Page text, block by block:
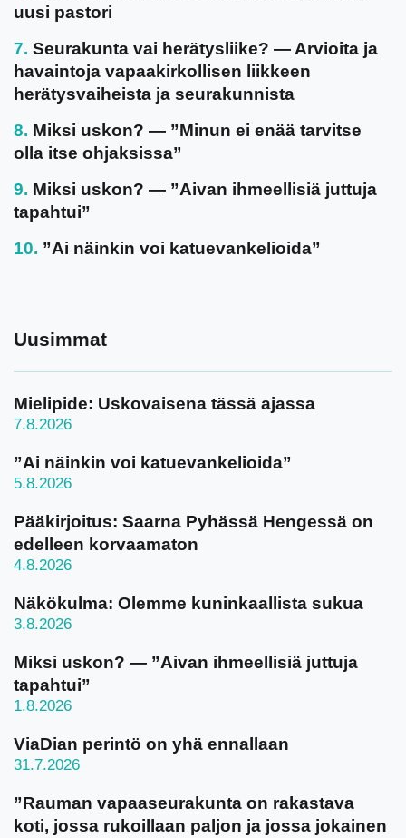
uusi pastori
Seurakunta vai herätysliike? — Arvioita ja
havaintoja vapaakirkollisen liikkeen
herätysvaiheista ja seurakunnista
Miksi uskon? — ”Minun ei enää tarvitse
olla itse ohjaksissa”
Miksi uskon? — ”Aivan ihmeellisiä juttuja
tapahtui”
”Ai näinkin voi katuevankelioida”
Uusimmat
Mielipide: Uskovaisena tässä ajassa
7.8.2026
”Ai näinkin voi katuevankelioida”
5.8.2026
Pääkirjoitus: Saarna Pyhässä Hengessä on
edelleen korvaamaton
4.8.2026
Näkökulma: Olemme kuninkaallista sukua
3.8.2026
Miksi uskon? — ”Aivan ihmeellisiä juttuja
tapahtui”
1.8.2026
ViaDian perintö on yhä ennallaan
31.7.2026
”Rauman vapaaseurakunta on rakastava
koti, jossa rukoillaan paljon ja jossa jokainen